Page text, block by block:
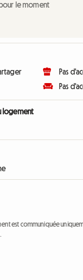
le moment
Pas
Pas
logement
est communiquée